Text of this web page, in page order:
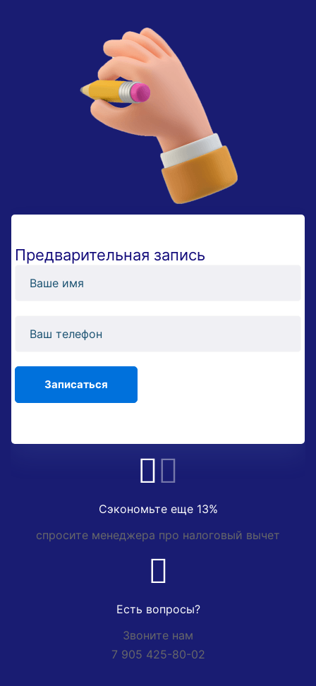
Предварительная запись
Сэкономьте еще 13%
спросите менеджера про налоговый вычет
Есть вопросы?
Звоните нам
7 905 425-80-02